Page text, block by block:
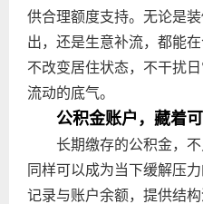
供合理额度支持。无论是
出，还是生意补流，都能
不改变居住状态，不干扰
流动的底气。
公积金账户，藏着
长期缴存的公积金，
同样可以成为当下缓解压
记录与账户余额，提供结